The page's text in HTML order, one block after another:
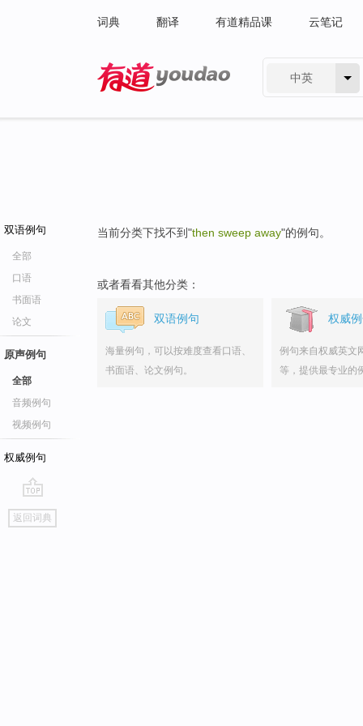
词典 翻译 有道精品课 云笔记
中英
双语例句
全部
口语
书面语
论文
原声例句
全部
音频例句
视频例句
权威例句
go
top
返回词典
当前分类下找不到"then sweep away"的例句。
或者看看其他分类：
双语例句
海量例句，可以按难度查看口语、
书面语、论文例句。
权威
例句来自权威英文
等，提供最专业的